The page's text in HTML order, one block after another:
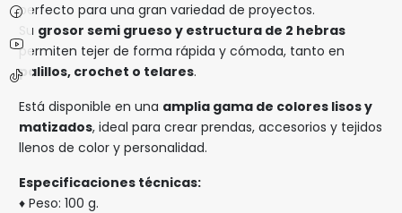
perfecto para una gran variedad de proyectos.
Su grosor semi grueso y estructura de 2 hebras
permiten tejer de forma rápida y cómoda, tanto en
palillos, crochet o telares.
Está disponible en una amplia gama de colores lisos y
matizados, ideal para crear prendas, accesorios y tejidos
llenos de color y personalidad.
Especificaciones técnicas:
♦ Peso: 100 g.